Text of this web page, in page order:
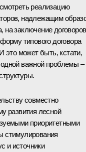
реализацию
надлежащим
на заключение договоров
типового договора
это может быть, кстати,
важной проблемы –
совместно
развития лесной
приоритетными
стимулирования
и источники